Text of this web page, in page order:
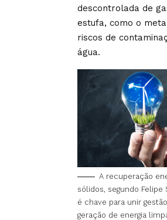
descontrolada de
estufa, como o
riscos de
água.
A recuperação
sólidos, segundo Felipe
é chave para unir
geração de energia